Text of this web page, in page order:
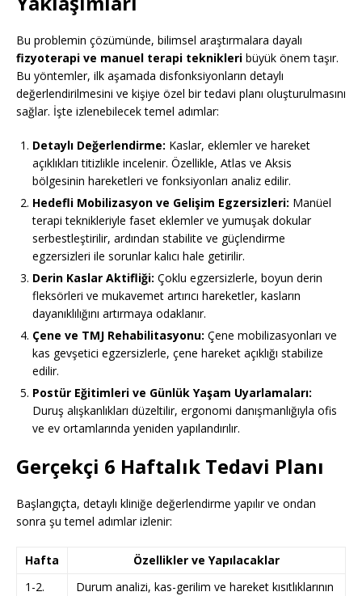
Bu problemin çözümünde, bilimsel araştırmalara dayalı
fizyoterapi ve manuel terapi teknikleri büyük önem taşır.
Bu yöntemler, ilk aşamada disfonksiyonların detaylı
değerlendirilmesini ve kişiye özel bir tedavi planı oluşturulmasını
sağlar. İşte izlenebilecek temel adımlar:
Detaylı Değerlendirme: Kaslar, eklemler ve hareket
açıklıkları titizlikle incelenir. Özellikle, Atlas ve Aksis
bölgesinin hareketleri ve fonksiyonları analiz edilir.
Hedefli Mobilizasyon ve Gelişim Egzersizleri: Manüel
terapi teknikleriyle faset eklemler ve yumuşak dokular
serbestleştirilir, ardından stabilite ve güçlendirme
egzersizleri ile sorunlar kalıcı hale getirilir.
Derin Kaslar Aktifliği: Çoklu egzersizlerle, boyun derin
fleksörleri ve mukavemet artırıcı hareketler, kasların
dayanıklılığını artırmaya odaklanır.
Çene ve TMJ Rehabilitasyonu: Çene mobilizasyonları ve
kas gevşetici egzersizlerle, çene hareket açıklığı stabilize
edilir.
Postür Eğitimleri ve Günlük Yaşam Uyarlamaları:
Duruş alışkanlıkları düzeltilir, ergonomi danışmanlığıyla ofis
ve ev ortamlarında yeniden yapılandırılır.
Gerçekçi 6 Haftalık Tedavi Planı
Başlangıçta, detaylı kliniğe değerlendirme yapılır ve ondan
sonra şu temel adımlar izlenir:
Hafta
Özellikler ve Yapılacaklar
1-2.
Durum analizi, kas-gerilim ve hareket kısıtlıklarının